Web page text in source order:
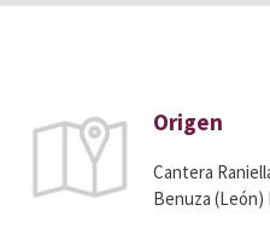
Origen
Cantera
Benuza (León)